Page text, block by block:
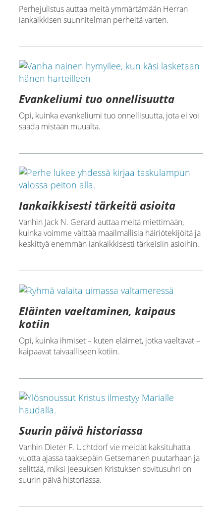
Perhejulistus auttaa meitä ymmärtämään Herran
iankaikkisen suunnitelman perheitä varten.
Evankeliumi tuo onnellisuutta
Opi, kuinka evankeliumi tuo onnellisuutta, jota ei voi
saada mistään muualta.
Iankaikkisesti tärkeitä asioita
Vanhin Jack N. Gerard auttaa meitä miettimään,
kuinka voimme välttää maailmallisia häiriötekijöitä ja
keskittyä enemmän iankaikkisesti tärkeisiin asioihin.
Eläinten vaeltaminen, kaipaus
kotiin
Opi, kuinka ihmiset – kuten eläimet, jotka vaeltavat –
kaipaavat taivaalliseen kotiin.
Suurin päivä historiassa
Vanhin Dieter F. Uchtdorf vie meidät kaksituhatta
vuotta ajassa taaksepäin Getsemanen puutarhaan ja
selittää, miksi Jeesuksen Kristuksen sovitusuhri on
suurin päivä historiassa.